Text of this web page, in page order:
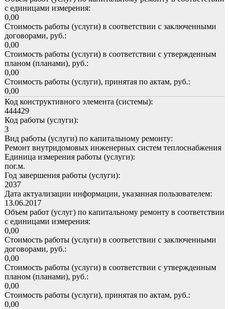
с единицами измерения:
0,00
Стоимость работы (услуги) в соответствии с заключенными
договорами, руб.:
0,00
Стоимость работы (услуги) в соответствии с утвержденным
планом (планами), руб.:
0,00
Стоимость работы (услуги), принятая по актам, руб.:
0,00
Код конструктивного элемента (системы):
444429
Код работы (услуги):
3
Вид работы (услуги) по капитальному ремонту:
Ремонт внутридомовых инженерных систем теплоснабжения
Единица измерения работы (услуги):
пог.м.
Год завершения работы (услуги):
2037
Дата актуализации информации, указанная пользователем:
13.06.2017
Объем работ (услуг) по капитальному ремонту в соответствии
с единицами измерения:
0,00
Стоимость работы (услуги) в соответствии с заключенными
договорами, руб.:
0,00
Стоимость работы (услуги) в соответствии с утвержденным
планом (планами), руб.:
0,00
Стоимость работы (услуги), принятая по актам, руб.:
0,00